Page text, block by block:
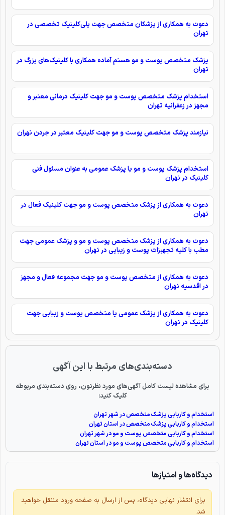
دعوت به همکاری از پزشکان متخصص جهت پلی‌کلینیک تخصصی در
تهران
پزشک متخصص پوست و مو هستم آماده همکاری با کلینیک‌های بزرگ در
تهران
استخدام پزشک متخصص پوست و مو جهت کلینیک درمانی معتبر و
مجهز در زعفرانیه تهران
نیازمند پزشک متخصص پوست و مو جهت کلینیک معتبر در جردن تهران
استخدام پزشک پوست و مو یا پزشک عمومی به عنوان مسئول فنی
کلینیک در تهران
دعوت به همکاری از پزشک متخصص پوست و مو جهت کلینیک فعال در
تهران
دعوت به همکاری از پزشک متخصص پوست و مو و پزشک عمومی جهت
مطب با کلیه تجهیزات پوست و زیبایی در تهران
دعوت به همکاری از متخصص پوست و مو جهت مجموعه فعال و مجهز
در اقدسیه تهران
دعوت به همکاری از پزشک عمومی یا متخصص پوست و زیبایی جهت
کلینیک در تهران
دسته‌بندی‌های مرتبط با این آگهی
برای مشاهده لیست کامل آگهی‌های مورد نظرتون، روی دسته‌بندی مربوطه
کلیک کنید:
استخدام و کاریابی پزشک متخصص در شهر تهران
استخدام و کاریابی پزشک متخصص در استان تهران
استخدام و کاریابی متخصص پوست و مو در شهر تهران
استخدام و کاریابی متخصص پوست و مو در استان تهران
دیدگاه‌ها و امتیازها
برای انتشار نهایی دیدگاه، پس از ارسال به صفحه ورود منتقل خواهید
شد.